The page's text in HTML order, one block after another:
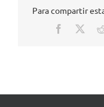
Para compartir
Facebook